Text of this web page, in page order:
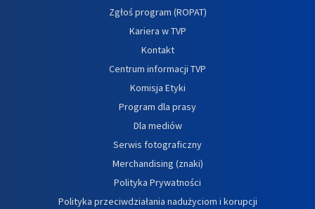
Zgłoś program (ROPAT)
Kariera w TVP
Kontakt
Centrum informacji TVP
Komisja Etyki
Program dla prasy
Dla mediów
Serwis fotograficzny
Merchandising (znaki)
Polityka Prywatności
Polityka przeciwdziałania nadużyciom i korupcji